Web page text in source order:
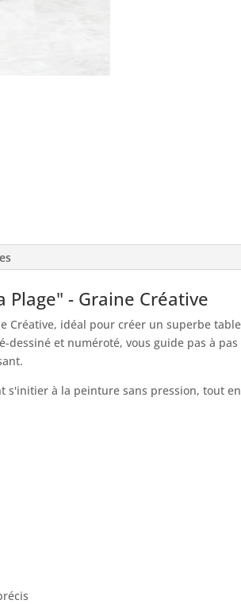
- Graine Créative
Créative, idéal pour créer un superbe
dessiné et numéroté, vous guide pas à
s'initier à la peinture sans pression, tout